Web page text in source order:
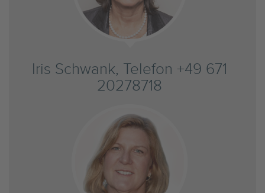
Iris Schwank, Telefon +49 671
20278718